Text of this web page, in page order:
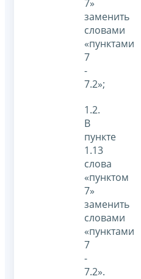
7»
заменить
словами
«пунктами
7
-
7.2»;
1.2.
В
пункте
1.13
слова
«пунктом
7»
заменить
словами
«пунктами
7
-
7.2».